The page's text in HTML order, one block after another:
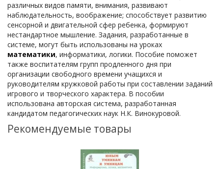
различных видов памяти, внимания, развивают
наблюдательность, воображение; способствует развитию
сенсорной и двигательной сфер ребенка, формируют
нестандартное мышление. Задания, разработанные в
системе, могут быть использованы на уроках
математики, информатики, логики. Пособие поможет
также воспитателям групп продленного дня при
организации свободного времени учащихся и
руководителям кружковой работы при составлении заданий
игрового и творческого характера. В пособии
использована авторская система, разработанная
кандидатом педагогических наук Н.К. Винокуровой.
Рекомендуемые товары